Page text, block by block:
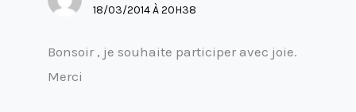
18/03/2014 À 20H38
Bonsoir , je souhaite participer avec joie.
Merci